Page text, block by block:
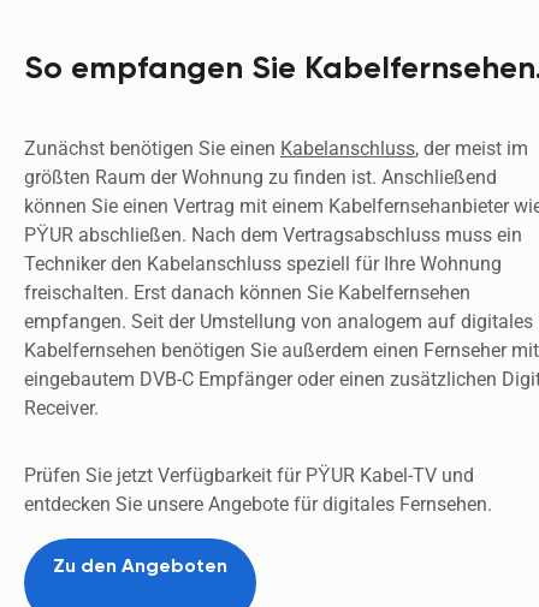
So empfangen Sie
Zunächst benötigen Sie einen Kabelanschluss, der meist im
größten Raum der Wohnung zu finden ist. Anschließend
können Sie einen Vertrag mit einem Kabelfernsehanbieter
PŸUR abschließen. Nach dem Vertragsabschluss muss ein
Techniker den Kabelanschluss speziell für Ihre Wohnung
freischalten. Erst danach können Sie Kabelfernsehen
empfangen. Seit der Umstellung von analogem auf digitales
Kabelfernsehen benötigen Sie außerdem einen Fernseher mit
eingebautem DVB-C Empfänger oder einen zusätzlichen
Receiver.
Prüfen Sie jetzt Verfügbarkeit für PŸUR Kabel-TV und
entdecken Sie unsere Angebote für digitales Fernsehen.
Zu den Angeboten